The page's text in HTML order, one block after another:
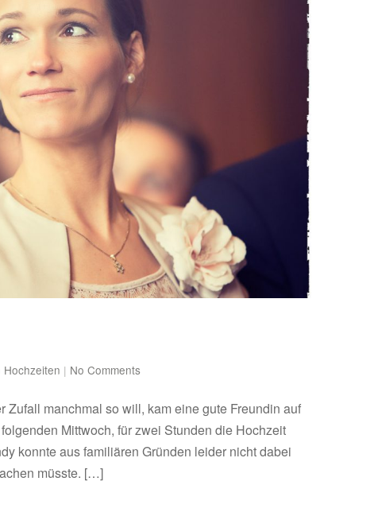
Hochzeiten | No Comments
Zufall manchmal so will, kam eine gute Freundin auf
Mittwoch, für zwei Stunden die Hochzeit
konnte aus familiären Gründen leider nicht dabei
müsste. […]